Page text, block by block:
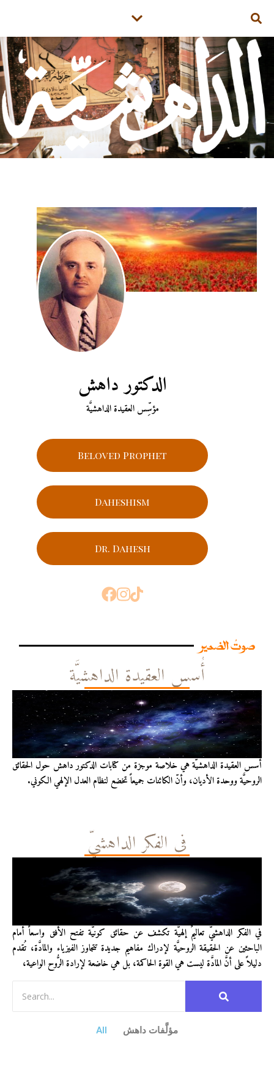
الدكتور داهش
مؤسِّس العقيدة الداهشيَّة
Beloved Prophet
Daheshism
Dr. Dahesh
صوتُ الضمير
أُسس العقيدة الداهشيَّة
أُسس العقيدة الداهشيّة هي خلاصة موجزة من كتابات الدكتور داهش حول الحقائق
الروحيَّة ووحدة الأديان، وأنّ الكائنات جميعاً تخضع لنظام العدل الإلهي الكوني.
في الفكر الداهشيّ
في الفكر الداهشيّ تعاليمٌ إلهيَّة تكشف عن حقائق كونيَّة تفتح الأفق واسعاً أمام
الباحثين عن الحقيقة الروحيَّة لإدراك مفاهيم جديدة تتجاوز الفيزياء والمادَّة، تُقدم
دليلاً على أنَّ المادَّة ليست هي القوة الحاكمة، بل هي خاضعة لإرادة الرُّوح الواعية،
All مؤلَّفات داهش